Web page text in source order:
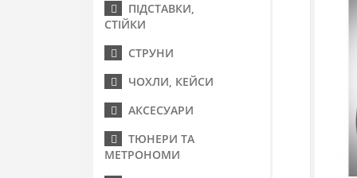
ПІДСТАВКИ,
СТІЙКИ
СТРУНИ
ЧОХЛИ, КЕЙСИ
АКСЕСУАРИ
ТЮНЕРИ ТА
МЕТРОНОМИ